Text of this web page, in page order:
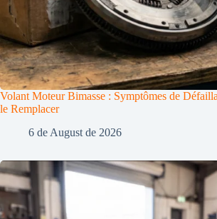
Volant Moteur Bimasse : Symptômes de
le Remplacer
6 de August de 2026